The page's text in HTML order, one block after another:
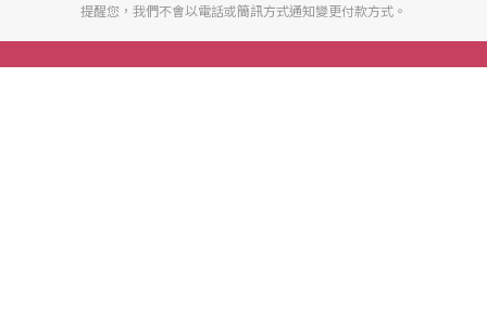
提醒您，我們不會以電話或簡訊方式通知變更付款方式。